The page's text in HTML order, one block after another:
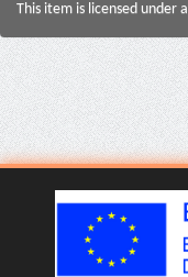
This item is licensed under a